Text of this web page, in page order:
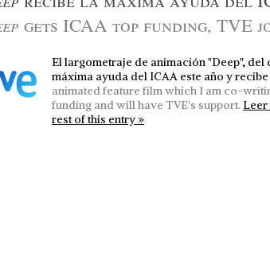
gets ICAA top funding, TVE
El largometraje de animación "Deep",
máxima ayuda del ICAA este año y
animated feature film which I am co-
funding and will have TVE's support. Leer
rest of this entry »